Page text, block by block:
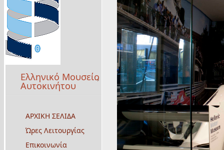
Ελληνικό Μουσείο
Αυτοκινήτου
ΑΡΧΙΚΗ ΣΕΛΙΔΑ
Ώρες Λειτουργίας
Επικοινωνία